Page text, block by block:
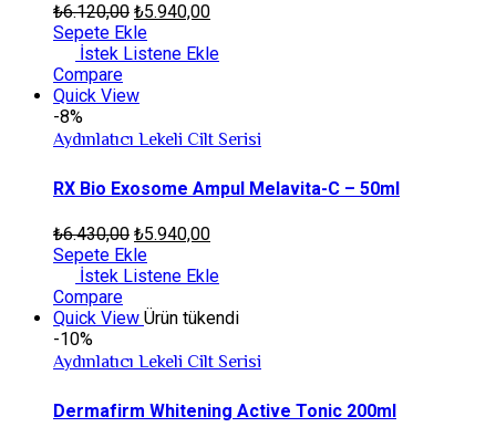
₺6.120,00 ₺5.940,00
Sepete Ekle
İstek Listene Ekle
Compare
Quick View
-8%
Aydınlatıcı Lekeli Cilt Serisi
RX Bio Exosome Ampul Melavita-C – 50ml
₺6.430,00 ₺5.940,00
Sepete Ekle
İstek Listene Ekle
Compare
Quick View Ürün tükendi
-10%
Aydınlatıcı Lekeli Cilt Serisi
Dermafirm Whitening Active Tonic 200ml